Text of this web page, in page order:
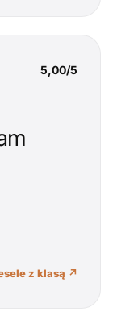
5,00/5
z klasą ↗